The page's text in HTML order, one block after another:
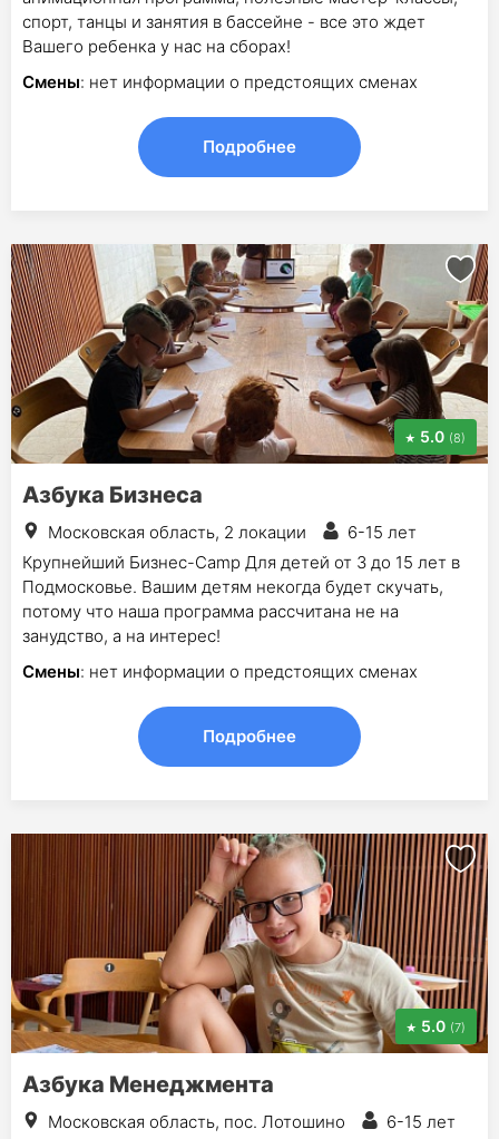
спорт, танцы и занятия в бассейне - все это ждет
Вашего ребенка у нас на сборах!
Смены: нет информации о предстоящих сменах
Подробнее
5.0 (8)
Азбука Бизнеса
Московская область, 2 локации
6-15 лет
Крупнейший Бизнес-Camp Для детей от 3 до 15 лет в
Подмосковье. Вашим детям некогда будет скучать,
потому что наша программа рассчитана не на
занудство, а на интерес!
Смены: нет информации о предстоящих сменах
Подробнее
5.0 (7)
Азбука Менеджмента
Московская область, пос. Лотошино
6-15 лет